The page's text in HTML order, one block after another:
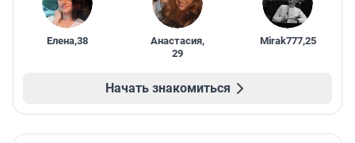
Елена,38 Анастасия,
29
Mirak777,25
Начать знакомиться